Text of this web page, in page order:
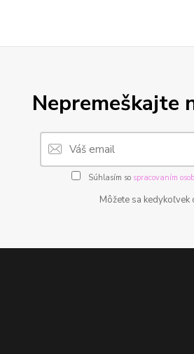
Nepremeškajte
Súhlasím so spracovaním
Môžete sa